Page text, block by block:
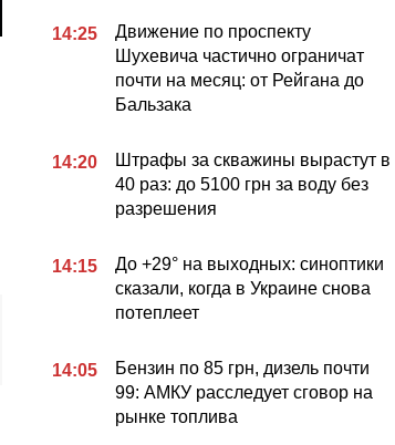
14:25
Движение по проспекту
Шухевича частично ограничат
почти на месяц: от Рейгана до
Бальзака
14:20
Штрафы за скважины вырастут в
40 раз: до 5100 грн за воду без
разрешения
14:15
До +29° на выходных: синоптики
сказали, когда в Украине снова
потеплеет
14:05
Бензин по 85 грн, дизель почти
99: АМКУ расследует сговор на
рынке топлива